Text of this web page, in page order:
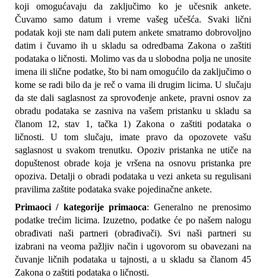
koji omogućavaju da zaključimo ko je učesnik ankete.
Čuvamo samo datum i vreme vašeg učešća. Svaki lični
podatak koji ste nam dali putem ankete smatramo dobrovoljno
datim i čuvamo ih u skladu sa odredbama Zakona o zaštiti
podataka o ličnosti. Molimo vas da u slobodna polja ne unosite
imena ili slične podatke, što bi nam omogućilo da zaključimo o
kome se radi bilo da je reč o vama ili drugim licima. U slučaju
da ste dali saglasnost za sprovođenje ankete, pravni osnov za
obradu podataka se zasniva na vašem pristanku u skladu sa
članom 12, stav 1, tačka 1) Zakona o zaštiti podataka o
ličnosti. U tom slučaju, imate pravo da opozovete vašu
saglasnost u svakom trenutku. Opoziv pristanka ne utiče na
dopuštenost obrade koja je vršena na osnovu pristanka pre
opoziva. Detalji o obradi podataka u vezi anketa su regulisani
pravilima zaštite podataka svake pojedinačne ankete.
Primaoci / kategorije primaoca: Generalno ne prenosimo
podatke trećim licima. Izuzetno, podatke će po našem nalogu
obrađivati naši partneri (obrađivači). Svi naši partneri su
izabrani na veoma pažljiv način i ugovorom su obavezani na
čuvanje ličnih podataka u tajnosti, a u skladu sa članom 45
Zakona o zaštiti podataka o ličnosti.